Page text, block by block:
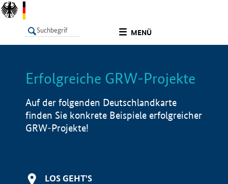
MENÜ
LISTE Info
Erfolgreiche GRW-Projekte
Auf der folgenden Deutschlandkarte
finden Sie konkrete Beispiele erfolgreicher
GRW-Projekte!
LOS GEHT'S